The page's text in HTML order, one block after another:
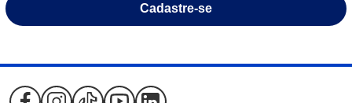
Cadastre-se